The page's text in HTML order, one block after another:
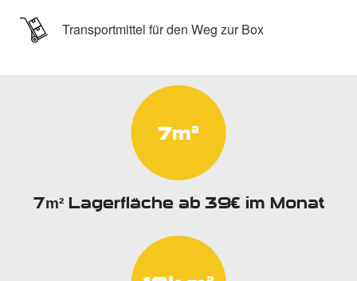
Transportmittel für den Weg zur Box
7m²Lagerfläche ab 39€ im Monat